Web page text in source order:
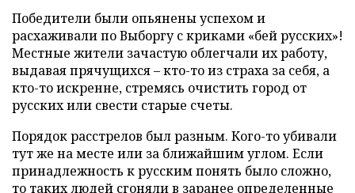
Победители были опьянены успехом и
расхаживали по Выборгу с криками «бей русских»!
Местные жители зачастую облегчали их работу,
выдавая прячущихся – кто-то из страха за себя, а
кто-то искренне, стремясь очистить город от
русских или свести старые счеты.
Порядок расстрелов был разным. Кого-то убивали
тут же на месте или за ближайшим углом. Если
принадлежность к русским понять было сложно,
то таких людей сгоняли в заранее определенные